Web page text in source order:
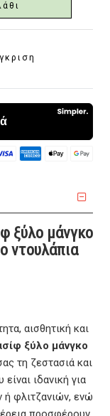
ξύλο μάνγκο
ντουλάπια
αισθητική και
ξύλο μάνγκο
τη ζεστασιά και
ιδανική για
ή φλιτζανιών, ενώ